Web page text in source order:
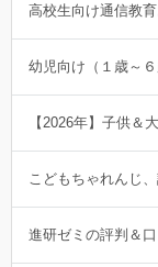
高校生向け通信教
幼児向け（１歳～
【2026年】子供＆
こどもちゃれんじ
進研ゼミの評判＆口